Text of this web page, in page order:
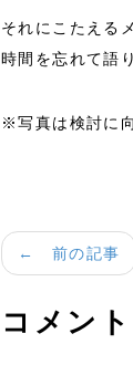
それにこたえる
時間を忘れて語
※写真は検討に
← 前の記事
コメント